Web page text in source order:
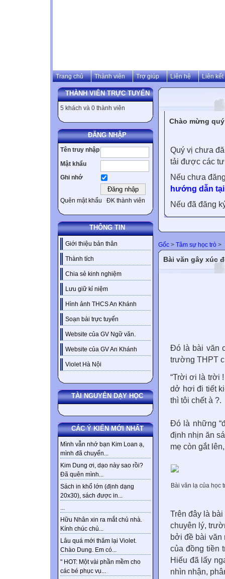
Trang chủ Thành viên Trợ giúp Liên hệ Liên kết
THÀNH VIÊN TRỰC TUYẾN
5 khách và 0 thành viên
ĐĂNG NHẬP
Tên truy nhập
Mật khẩu
Ghi nhớ
Quên mật khẩu ĐK thành viên
THÔNG TIN
Giới thiệu bản thân
Thành tích
Chia sẻ kinh nghiệm
Lưu giữ kỉ niệm
Hình ảnh THCS An Khánh
Soạn bài trực tuyến
Website của GV Ngữ văn.
Website của GV An Khánh
Violet Hà Nội
TÀI NGUYÊN DẠY HỌC
CÁC Ý KIẾN MỚI NHẤT
Mình vẫn nhớ bạn Kim Loan ạ,
mình đã chuyển...
Kim Dung ơi, dạo này sao rồi?
Đã quên mình...
Sách in khổ lớn (định dạng
20x30), sách được in...
...
Hữu Nhân xin ra mắt chủ nhà.
Kính chúc chủ...
Lâu quá mới thăm lại Violet.
Chào Dung. Em có...
" HOT: Một vài phần mềm cho
các bé phục vụ...
Chào mừng
Quý vị chưa
tải được các
Nếu chưa
hướng dẫn
Nếu đã đăng
Gốc > Tâm sự học trò >
Bài văn gây xúc
Đó là bài văn
trường THPT
“Trời ơi là trời
dở hơi đi tiết
thì tôi chết à ?.
Đó là những
định nhịn ăn
mẹ còn gắt
Bài văn lạ của học
Trên đây là
chuyên lý,
bởi đề bài văn
của đồng tiền
Hiếu đã lấy
nhìn nhận,